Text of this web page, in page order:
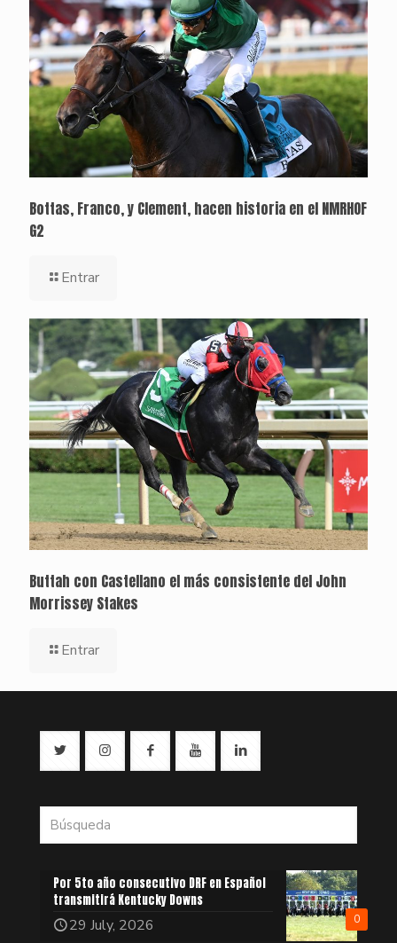
Bottas, Franco, y Clement, hacen historia en el NMRHOF
G2
Entrar
Buttah con Castellano el más consistente del John
Morrissey Stakes
Entrar
0
Por 5to año consecutivo DRF en Español
transmitirá Kentucky Downs
29 July, 2026